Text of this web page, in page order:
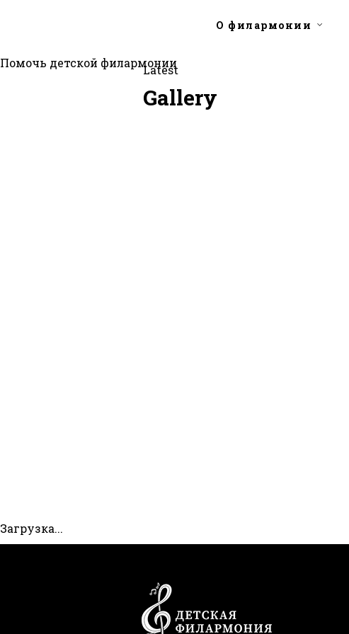
О филармонии
Помочь детской филармонии
Latest
Gallery
Загрузка...